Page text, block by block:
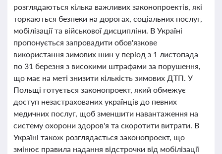
розглядаються кілька важливих законопроектів, які
торкаються безпеки на дорогах, соціальних послуг,
мобілізації та військової дисципліни. В Україні
пропонується запровадити обов'язкове
використання зимових шин у період з 1 листопада
по 31 березня з високими штрафами за порушення,
що має на меті знизити кількість зимових ДТП. У
Польщі готується законопроект, який обмежує
доступ незастрахованих українців до певних
медичних послуг, щоб зменшити навантаження на
систему охорони здоров'я та скоротити витрати. В
Україні також розглядається законопроект, що
змінює правила надання відстрочки від мобілізації